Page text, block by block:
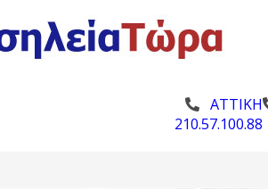
ΑΤΤΙΚΗ
210.57.100.88